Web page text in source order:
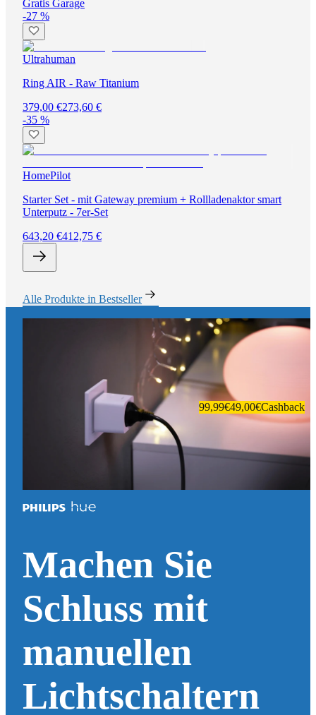
Gratis Garage
-27 %
Ultrahuman
Ring AIR - Raw Titanium
379,00 €273,60 €
-35 %
HomePilot
Starter Set - mit Gateway premium + Rollladenaktor smart
Unterputz - 7er-Set
643,20 €412,75 €
Alle Produkte in Bestseller
99,99€49,00€Cashback
Machen Sie
Schluss mit
manuellen
Lichtschaltern